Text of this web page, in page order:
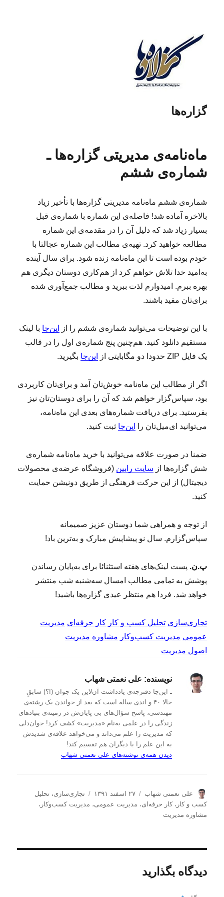
گزاره‌ها
ماه‌نامه‌ی مدیریتی گزاره‌ها ـ
شماره‌ی ششم
شماره‌ی ششم ماه‌نامه مدیریتی گزاره‌ها با تأخیر زیاد
بالاخره آماده شد! فاصله‌ی این شماره با شماره‌ی قبل
بسیار زیاد شد که دلیل آن را در مقدمه‌ی این شماره
مطالعه خواهید کرد. تهیه‌ی مطالب این شماره عجالتا با
خودم بوده است تا این ماه‌نامه زنده شود. برای سال آینده
به‌امید خدا تلاش خواهم کرد از هم‌کاری دوستان دیگری هم
بهره ببرم. امیدوارم لذت ببرید و مطالب جمع‌آوری شده
برای‌تان مفید باشند.
با این توضیحات می‌توانید شماره‌ی ششم را از این‌جا با لینک
مستقیم دانلود کنید. هم‌چنین پنج شماره‌ی اول را در قالب
یک فایل ZIP حدودا دو مگابایتی از
این‌جا بگیرید.
اگر از مطالب این ماه‌نامه خوش‌تان آمد و برای‌تان کاربردی
بود، سپاس‌گزار خواهم شد که آن را برای دوستان‌تان نیز
بفرستید. برای دریافت شماره‌های بعدی این ماه‌نامه،
می‌توانید ای‌میل‌تان را
این‌جا ثبت کنید.
ضمنا در صورت علاقه می‌توانید با خرید ماه‌نامه شماره‌ی
شش گزاره‌ها از سایت رابین (فروشگاه عرضه‌ی محصولات
دیجیتال) از این حرکت فرهنگی از طریق دونیشن حمایت
کنید.
از توجه و همراهی شما دوستان عزیز صمیمانه
سپاس‌‌گزارم. سال نو پیشاپیش مبارک و به‌ترین باد!
پ.ن. پست لینک‌های هفته استثنائا برای به‌پایان رساندن
پوشش به تمامی مطالب امسال سه‌شنبه شب منتشر
خواهد شد. فردا هم منتظر عیدی گزاره‌ها باشید!
تجاری‌سازی تحلیل کسب و کار کار حرفه‌ای مدیریت
عمومی مدیریت کسب‌و‌کار مشاوره مدیریت
اصول مدیریت
نویسنده: علی نعمتی شهاب
ـ این‌جا دفترچه‌ی یادداشت‌ آن‌لاین یک جوان (!؟) سابقِ
حالا ۴۰ و اندی ساله است که بعد از خواندن یک رشته‌ی
مهندسی، پاسخ سؤال‌های بی پایان‌ش در زمینه‌ی بنیادهای
زندگی را در علمی به‌نام «مدیریت» کشف کرد! جوان‌دلی
که مدیریت را علم می‌داند و می‌خواهد علاقه‌ی شدیدش
به این علم را با دیگران هم تقسیم کند!
دیدن همه‌ی نوشته‌های علی نعمتی شهاب
ن
و
ی
علی نعمتی شهاب
ا
ر
۲۷ اسفند ۱۳۹۱
د
س
تجاری‌سازی،تحلیل
كسب و كار ،کار حرفه‌ای، مدیریت عمومی، مدیریت كسب‌و‌كار ،
مشاوره مدیریت
دیدگاه بگذارید